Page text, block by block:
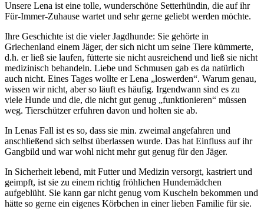
Unsere Lena ist eine tolle, wunderschöne Setterhündin, die auf ihr
Für-Immer-Zuhause wartet und sehr gerne geliebt werden möchte.
Ihre Geschichte ist die vieler Jagdhunde: Sie gehörte in
Griechenland einem Jäger, der sich nicht um seine Tiere kümmerte,
d.h. er ließ sie laufen, fütterte sie nicht ausreichend und ließ sie nicht
medizinisch behandeln. Liebe und Schmusen gab es da natürlich
auch nicht. Eines Tages wollte er Lena „loswerden“. Warum genau,
wissen wir nicht, aber so läuft es häufig. Irgendwann sind es zu
viele Hunde und die, die nicht gut genug „funktionieren“ müssen
weg. Tierschützer erfuhren davon und holten sie ab.
In Lenas Fall ist es so, dass sie min. zweimal angefahren und
anschließend sich selbst überlassen wurde. Das hat Einfluss auf ihr
Gangbild und war wohl nicht mehr gut genug für den Jäger.
In Sicherheit lebend, mit Futter und Medizin versorgt, kastriert und
geimpft, ist sie zu einem richtig fröhlichen Hundemädchen
aufgeblüht. Sie kann gar nicht genug vom Kuscheln bekommen und
hätte so gerne ein eigenes Körbchen in einer lieben Familie für sie.